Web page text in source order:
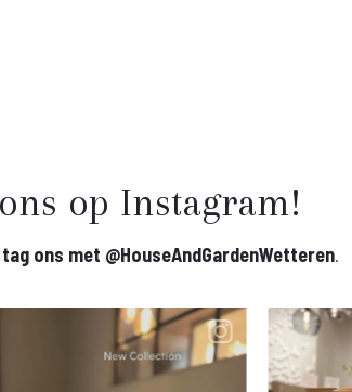
op Instagram!
tag ons met @HouseAndGardenWetteren.